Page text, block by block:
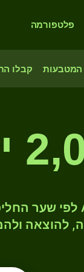
פלטפורמה
המטבעות קבלו
אוסטרלי
להוצאה